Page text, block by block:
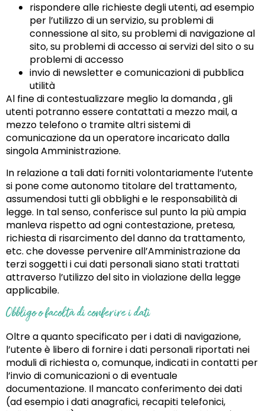
rispondere alle richieste degli utenti, ad esempio
per l’utilizzo di un servizio, su problemi di
connessione al sito, su problemi di navigazione al
sito, su problemi di accesso ai servizi del sito o su
problemi di accesso
invio di newsletter e comunicazioni di pubblica
utilità
Al fine di contestualizzare meglio la domanda , gli
utenti potranno essere contattati a mezzo mail, a
mezzo telefono o tramite altri sistemi di
comunicazione da un operatore incaricato dalla
singola Amministrazione.
In relazione a tali dati forniti volontariamente l’utente
si pone come autonomo titolare del trattamento,
assumendosi tutti gli obblighi e le responsabilità di
legge. In tal senso, conferisce sul punto la più ampia
manleva rispetto ad ogni contestazione, pretesa,
richiesta di risarcimento del danno da trattamento,
etc. che dovesse pervenire all’Amministrazione da
terzi soggetti i cui dati personali siano stati trattati
attraverso l’utilizzo del sito in violazione della legge
applicabile.
Obbligo o facoltà di conferire i dati
Oltre a quanto specificato per i dati di navigazione,
l’utente è libero di fornire i dati personali riportati nei
moduli di richiesta o, comunque, indicati in contatti per
l’invio di comunicazioni o di eventuale
documentazione. Il mancato conferimento dei dati
(ad esempio i dati anagrafici, recapiti telefonici,